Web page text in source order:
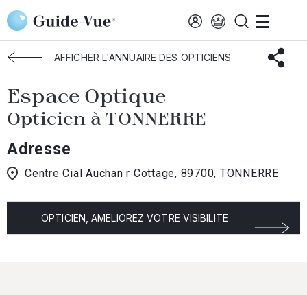
Aller au contenu principal
Accueil Choisir mon opticien Tonnerre Espace Optique
AFFICHER L'ANNUAIRE DES OPTICIENS
Espace Optique
Opticien à TONNERRE
Adresse
Centre Cial Auchan r Cottage, 89700, TONNERRE
OPTICIEN, AMELIOREZ VOTRE VISIBILITE